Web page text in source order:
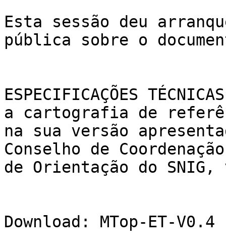
Esta sessão deu
pública sobre o
ESPECIFICAÇÕES
a cartografia de
na sua versão
Conselho de
de Orientação do
Download: MTop-ET-